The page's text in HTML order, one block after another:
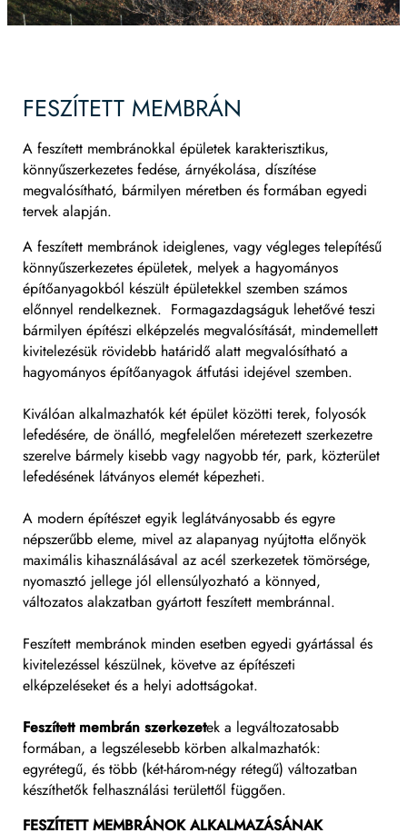
FESZÍTETT MEMBRÁN
A feszített membránokkal épületek karakterisztikus,
könnyűszerkezetes fedése, árnyékolása, díszítése
megvalósítható, bármilyen méretben és formában egyedi
tervek alapján.
A feszített membránok ideiglenes, vagy végleges telepítésű
könnyűszerkezetes épületek, melyek a hagyományos
építőanyagokból készült épületekkel szemben számos
előnnyel rendelkeznek. Formagazdagságuk lehetővé teszi
bármilyen építészi elképzelés megvalósítását, mindemellett
kivitelezésük rövidebb határidő alatt megvalósítható a
hagyományos építőanyagok átfutási idejével szemben.
Kiválóan alkalmazhatók két épület közötti terek, folyosók
lefedésére, de önálló, megfelelően méretezett szerkezetre
szerelve bármely kisebb vagy nagyobb tér, park, közterület
lefedésének látványos elemét képezheti.
A modern építészet egyik leglátványosabb és egyre
népszerűbb eleme, mivel az alapanyag nyújtotta előnyök
maximális kihasználásával az acél szerkezetek tömörsége,
nyomasztó jellege jól ellensúlyozható a könnyed,
változatos alakzatban gyártott feszített membránnal.
Feszített membránok minden esetben egyedi gyártással és
kivitelezéssel készülnek, követve az építészeti
elképzeléseket és a helyi adottságokat.
Feszített membrán szerkezetek a legváltozatosabb
formában, a legszélesebb körben alkalmazhatók:
egyrétegű, és több (két-három-négy rétegű) változatban
készíthetők felhasználási területtől függően.
FESZÍTETT MEMBRÁNOK ALKALMAZÁSÁNAK